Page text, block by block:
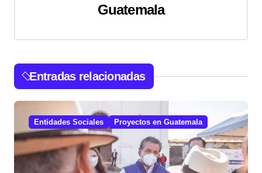
ó
n
e
e
Guatemala
Entradas relacionadas
Entidades Sociales Proyectos en Guatemala